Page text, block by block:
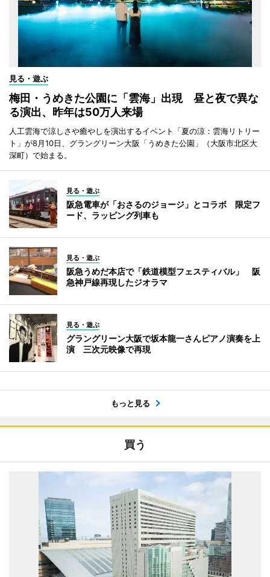
見る・遊ぶ
梅田・うめきた公園に「雲海」出現 昼と夜で異な
る演出、昨年は50万人来場
人工雲海で涼しさや癒やしを演出するイベント「夏の涼：雲海リトリー
ト」が8月10日、グラングリーン大阪「うめきた公園」（大阪市北区大
深町）で始まる。
見る・遊ぶ
阪急電車が「おさるのジョージ」とコラボ 限定フ
ード、ラッピング列車も
見る・遊ぶ
阪急うめだ本店で「鉄道模型フェスティバル」 阪
急神戸線再現したジオラマ
見る・遊ぶ
グラングリーン大阪で坂本龍一さんピアノ演奏を上
演 三次元映像で再現
もっと見る
買う